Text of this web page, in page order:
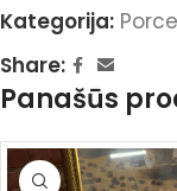
Kategorija:
Share:
Panašūs